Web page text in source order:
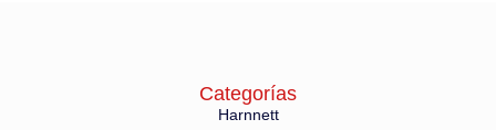
Categorías
Harnnett